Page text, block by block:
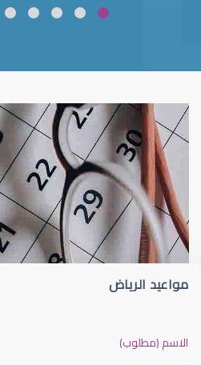
قلوبال لرعاية العين ضعف نظر
مواعيد الرياض
الاسم (مطلوب)